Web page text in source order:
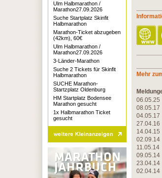
Mehr
06.05.25
08.05.17
04.05.17
27.04.16
14.04.15
02.09.14
11.05.14
09.05.14
23.04.14
02.04.14
Ulm Halbmarathon /
Marathon27.09.2026
Suche Startplatz Skinfit
Halbmarathon
Marathon-Ticket abzugeben
(42km), 60€
Ulm Halbmarathon /
Marathon27.09.2026
3-Länder-Marathon
Suche 2 Tickets für Skinfit
Halbmarathon
SUCHE Marathon-
Startzplatz Oldenburg
HM Startplatz Bodensee
Marathon gesucht
1x Halbmarathon Ticket
gesucht